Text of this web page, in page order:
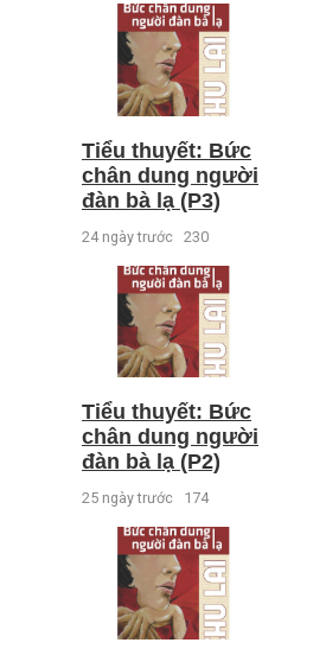
Tiểu thuyết: Bức
chân dung người
đàn bà lạ (P3)
24 ngày trước 230
Tiểu thuyết: Bức
chân dung người
đàn bà lạ (P2)
25 ngày trước 174